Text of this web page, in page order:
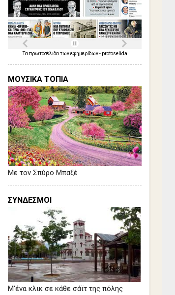
Τα πρωτοσέλιδα τωνεφημερίδων- protoselida
ΜΟΥΣΙΚΑ ΤΟΠΙΑ
Με τον Σπύρο Μπαξέ
ΣΥΝΔΕΣΜΟΙ
Μ'ένα κλικ σε κάθε σάϊτ της πόλης